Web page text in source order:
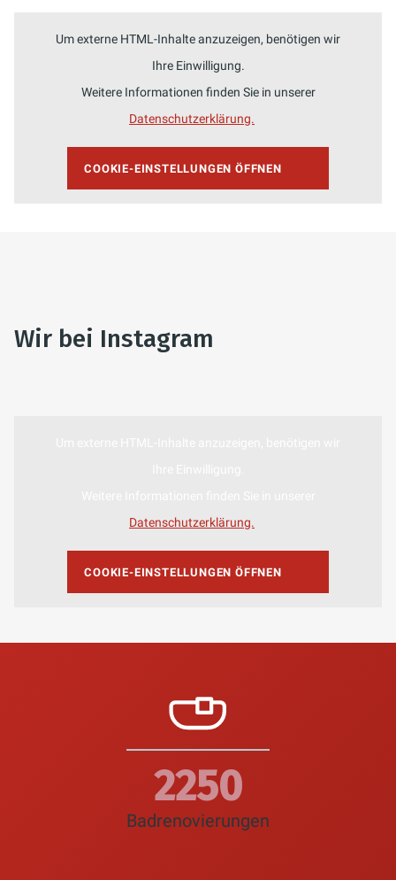
Um externe HTML-Inhalte anzuzeigen, benötigen wir
Ihre Einwilligung.
Weitere Informationen finden Sie in unserer
Datenschutzerklärung.
COOKIE-EINSTELLUNGEN ÖFFNEN
Wir bei Instagram
Datenschutzerklärung.
COOKIE-EINSTELLUNGEN ÖFFNEN
2600
Badrenovierungen